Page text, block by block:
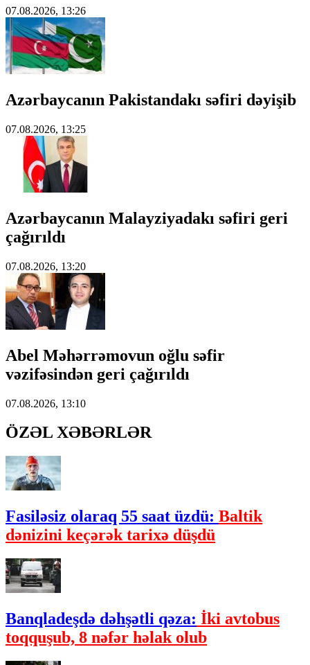
07.08.2026, 13:26
Azərbaycanın Pakistandakı səfiri dəyişib
07.08.2026, 13:25
Azərbaycanın Malayziyadakı səfiri geri
çağırıldı
07.08.2026, 13:20
Abel Məhərrəmovun oğlu səfir
vəzifəsindən geri çağırıldı
07.08.2026, 13:10
ÖZƏL XƏBƏRLƏR
Fasiləsiz olaraq 55 saat üzdü: Baltik
dənizini keçərək tarixə düşdü
Banqladeşdə dəhşətli qəza: İki avtobus
toqquşub, 8 nəfər həlak olub